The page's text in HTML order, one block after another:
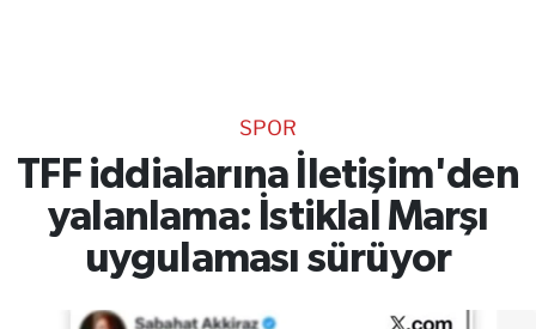
SPOR
TFF iddialarına İletişim'den
yalanlama: İstiklal Marşı
uygulaması sürüyor
RESMİ İLANLAR
Gencsesfm Canlı Dinle